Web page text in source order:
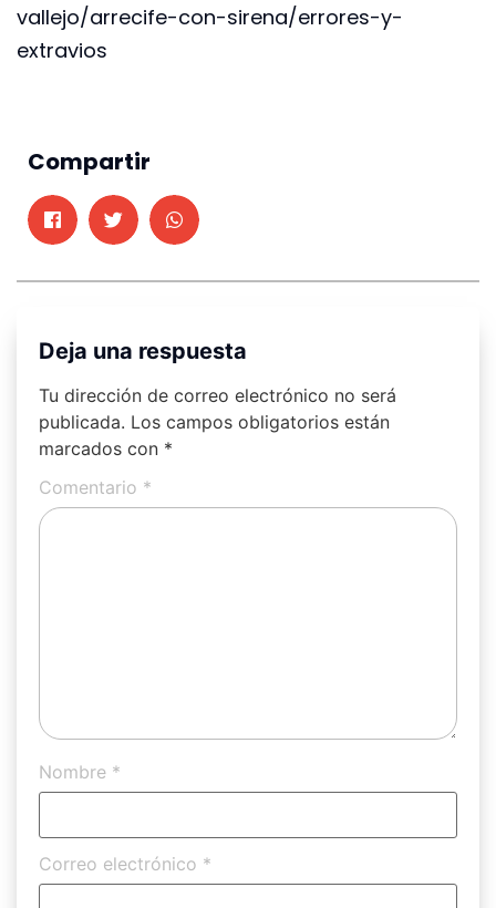
vallejo/arrecife-con-sirena/errores-y-
extravios
Compartir
Deja una respuesta
Tu dirección de correo electrónico no será
publicada. Los campos obligatorios están
marcados con *
Comentario *
Nombre *
Correo electrónico *